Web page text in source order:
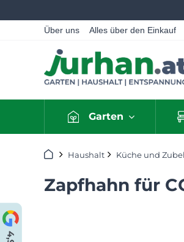
Über uns Alles über den Einkauf
Garten
StartseiteHaushalt Küche und
Zapfhahn für